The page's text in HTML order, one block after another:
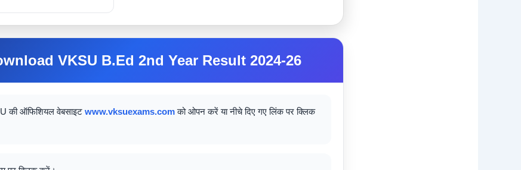
VKSU B.Ed 2nd Year Result 2024-26
की ऑफिशियल वेबसाइट www.vksuexams.comको ओपन करें या नीचे दिए गए लिंक पर क्लिक